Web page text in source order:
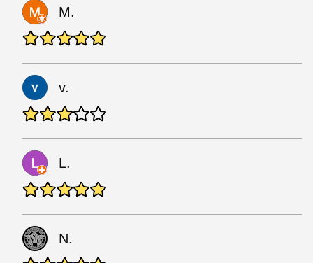
M.
v.
L.
N.